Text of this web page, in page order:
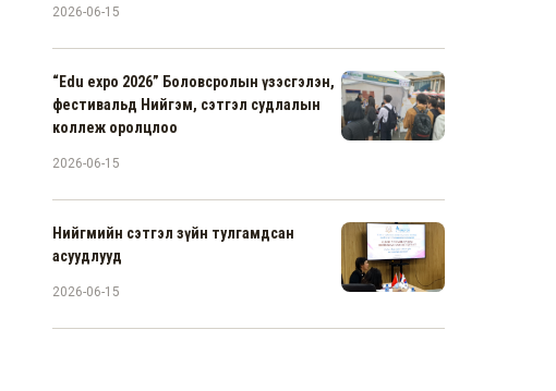
2026-06-15
“Edu expo 2026” Боловсролын үзэсгэлэн,
фестивальд Нийгэм, сэтгэл судлалын
коллеж оролцлоо
2026-06-15
Нийгмийн сэтгэл зүйн тулгамдсан
асуудлууд
2026-06-15